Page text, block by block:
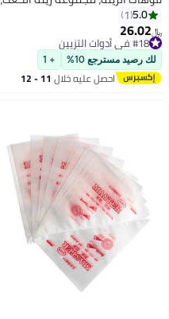
فوهات الزينة المصنوعة من الفولاذ
المقاوم للصدأ، كيس فوهات
سيليكون قابل لإعادة الاستخدام،
مناسبة للكعك، الكب كيك،
البسكويت، الحلوى، المبتدئين
5.0
1
﷼‏26.02
#18 في أدوات التزيين
#18 في أدوات التزيين
لك رصيد مسترجع 10% + 1
احصل عليه خلال 11 - 12